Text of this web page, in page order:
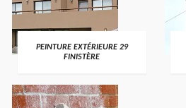
PEINTURE EXTÉRIEURE 29
FINISTÈRE